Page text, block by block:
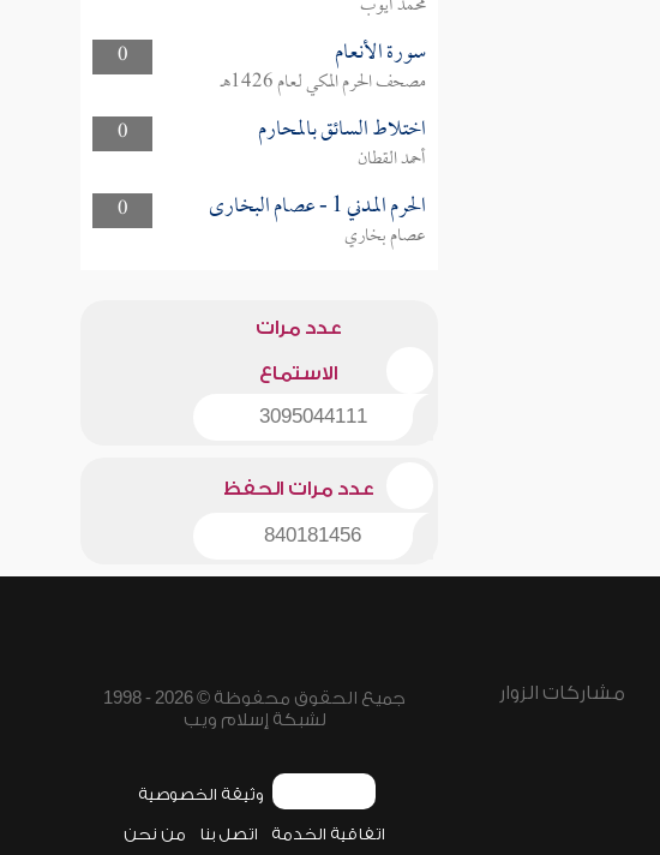
0
سورة الأنعام
مصحف الحرم المكي لعام 1426هـ
0
اختلاط السائق بالمحارم
أحمد القطان
0
الحرم المدني 1 - عصام البخارى
عصام بخاري
عدد مرات
الاستماع
3095044111
عدد مرات الحفظ
840181456
مشاركات الزوار
جميع الحقوق محفوظة © 2026 - 1998
لشبكة إسلام ويب
وثيقة الخصوصية
اتفاقية الخدمة اتصل بنا من نحن